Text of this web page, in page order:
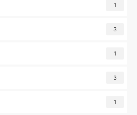
1
3
1
3
1